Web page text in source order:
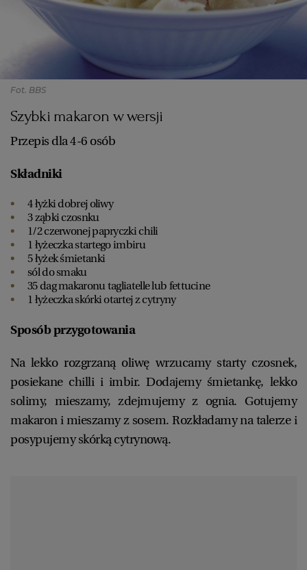
Fot. BBS
Szybki makaron w wersji
Przepis dla 4-6 osób
Składniki
4 łyżki dobrej oliwy
3 ząbki czosnku
1/2 czerwonej papryczki chili
1 łyżeczka startego imbiru
5 łyżek śmietanki
sól do smaku
35 dag makaronu tagliatelle lub fettucine
1 łyżeczka skórki otartej z cytryny
Sposób przygotowania
Na lekko rozgrzaną oliwę wrzucamy starty czosnek,
posiekane chilli i imbir. Dodajemy śmietankę, lekko
solimy, mieszamy, zdejmujemy z ognia. Gotujemy
makaron i mieszamy z sosem. Rozkładamy na talerze i
posypujemy skórką cytrynową.